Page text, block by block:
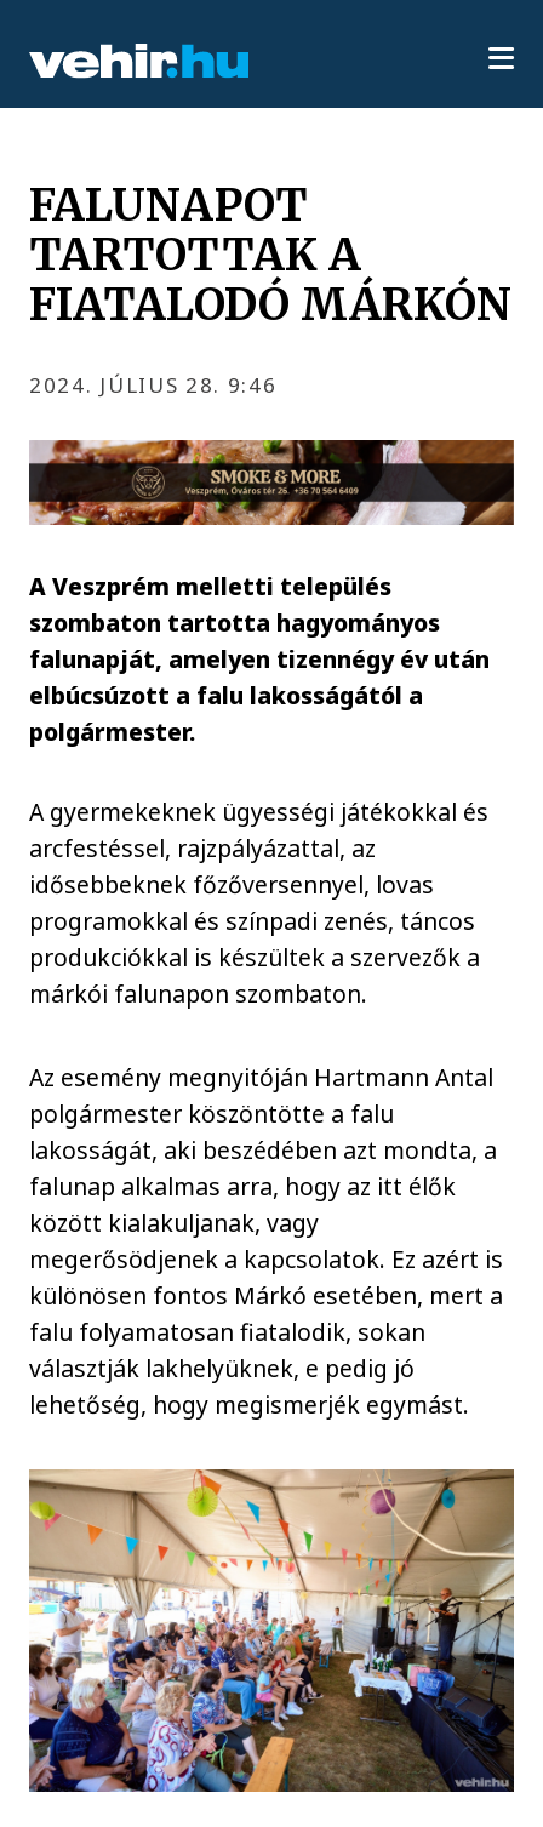
FALUNAPOT
TARTOTTAK A
FIATALODÓ MÁRKÓN
2024. JÚLIUS 28. 9:46
A Veszprém melletti település
szombaton tartotta hagyományos
falunapját, amelyen tizennégy év után
elbúcsúzott a falu lakosságától a
polgármester.
A gyermekeknek ügyességi játékokkal és
arcfestéssel, rajzpályázattal, az
idősebbeknek főzőversennyel, lovas
programokkal és színpadi zenés, táncos
produkciókkal is készültek a szervezők a
márkói falunapon szombaton.
Az esemény megnyitóján Hartmann Antal
polgármester köszöntötte a falu
lakosságát, aki beszédében azt mondta, a
falunap alkalmas arra, hogy az itt élők
között kialakuljanak, vagy
megerősödjenek a kapcsolatok. Ez azért is
különösen fontos Márkó esetében, mert a
falu folyamatosan fiatalodik, sokan
választják lakhelyüknek, e pedig jó
lehetőség, hogy megismerjék egymást.